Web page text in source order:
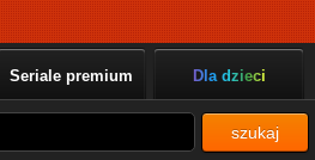
Seriale premium Dla dzieci
szukaj